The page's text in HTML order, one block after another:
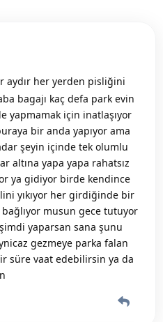
aydır her yerden pisliğini
bagajı kaç defa park evin
yapmamak için inatlaşıyor
bir anda yapıyor ama
şeyin içinde tek olumlu
altına yapa yapa rahatsız
ya gidiyor birde kendince
yıkıyor her girdiğinde bir
bağlıyor musun gece tutuyor
yaparsan sana şunu
gezmeye parka falan
süre vaat edebilirsin ya da